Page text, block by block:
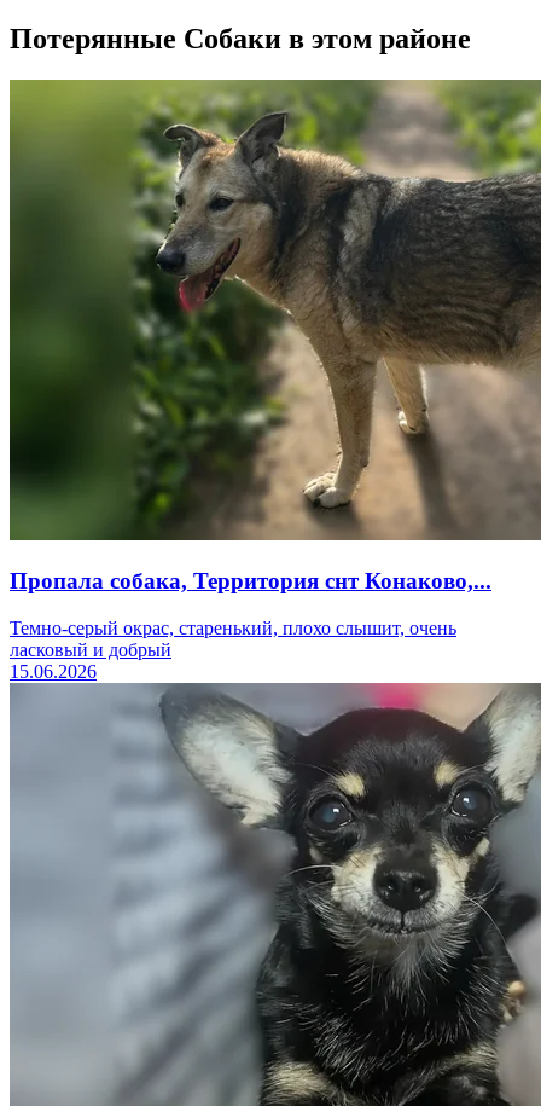
Потерянные Собаки в этом районе
Пропала собака, Территория снт Конаково,...
Темно-серый окрас, старенький, плохо слышит, очень
ласковый и добрый
15.06.2026